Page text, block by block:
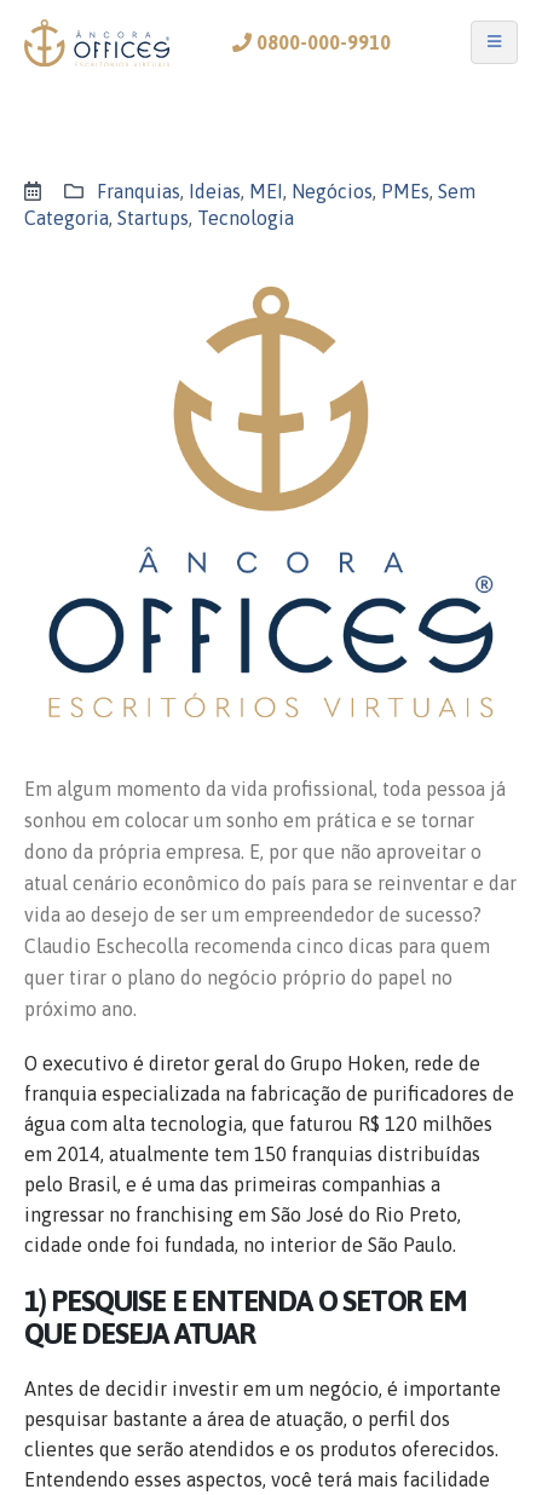
0800-000-9910
Franquias, Ideias, MEI, Negócios, PMEs, Sem
Categoria, Startups, Tecnologia
Em algum momento da vida profissional, toda pessoa já
sonhou em colocar um sonho em prática e se tornar
dono da própria empresa. E, por que não aproveitar o
atual cenário econômico do país para se reinventar e dar
vida ao desejo de ser um empreendedor de sucesso?
Claudio Eschecolla recomenda cinco dicas para quem
quer tirar o plano do negócio próprio do papel no
próximo ano.
O executivo é diretor geral do Grupo Hoken, rede de
franquia especializada na fabricação de purificadores de
água com alta tecnologia, que faturou R$ 120 milhões
em 2014, atualmente tem 150 franquias distribuídas
pelo Brasil, e é uma das primeiras companhias a
ingressar no franchising em São José do Rio Preto,
cidade onde foi fundada, no interior de São Paulo.
1) PESQUISE E ENTENDA O SETOR EM
QUE DESEJA ATUAR
Antes de decidir investir em um negócio, é importante
pesquisar bastante a área de atuação, o perfil dos
clientes que serão atendidos e os produtos oferecidos.
Entendendo esses aspectos, você terá mais facilidade